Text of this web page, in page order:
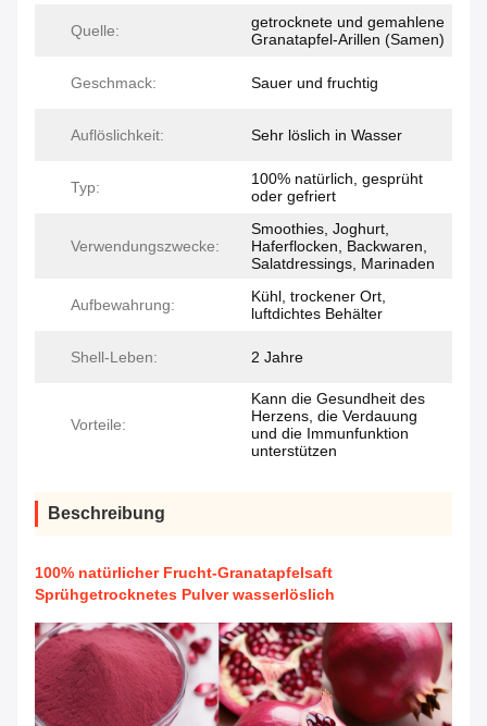
Quelle:
getrocknete und gemahlene
Granatapfel-Arillen (Samen)
Geschmack: Sauer und fruchtig
Auflöslichkeit: Sehr löslich in Wasser
Typ:
100% natürlich, gesprüht
oder gefriert
Verwendungszwecke:
Smoothies, Joghurt,
Haferflocken, Backwaren,
Salatdressings, Marinaden
Aufbewahrung:
Kühl, trockener Ort,
luftdichtes Behälter
Shell-Leben: 2 Jahre
Vorteile:
Kann die Gesundheit des
Herzens, die Verdauung
und die Immunfunktion
unterstützen
Beschreibung
100% natürlicher Frucht-Granatapfelsaft
Sprühgetrocknetes Pulver wasserlöslich